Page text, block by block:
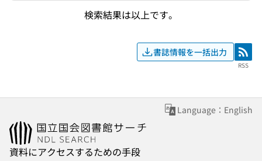
検索結果は以上です。
書誌情報を一括出力 RSS
RSS
Language：English
資料にアクセスするための手段